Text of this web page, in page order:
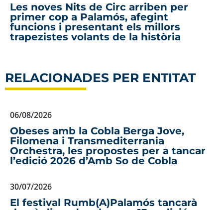
Les noves Nits de Circ arriben per
primer cop a Palamós, afegint
funcions i presentant els millors
trapezistes volants de la història
RELACIONADES PER ENTITAT
06/08/2026
Obeses amb la Cobla Berga Jove,
Filomena i Transmediterrania
Orchestra, les propostes per a tancar
l’edició 2026 d’Amb So de Cobla
30/07/2026
El festival Rumb(A)Palamós tancarà